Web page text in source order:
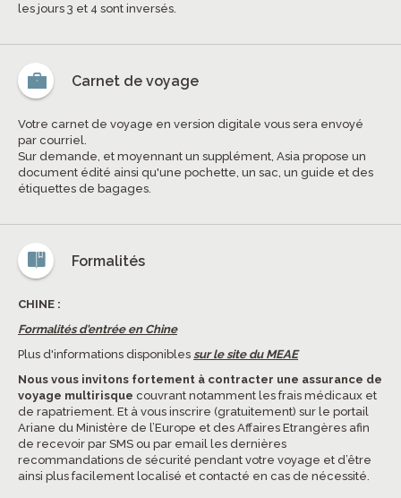
les jours 3 et 4 sont inversés.
Carnet de voyage
Votre carnet de voyage en version digitale vous sera envoyé
par courriel.
Sur demande, et moyennant un supplément, Asia propose un
document édité ainsi qu'une pochette, un sac, un guide et des
étiquettes de bagages.
Formalités
CHINE :
Formalités d'entrée en Chine
Plus d'informations disponibles sur le site du MEAE
Nous vous invitons fortement à contracter une assurance de
voyage multirisque couvrant notamment les frais médicaux et
de rapatriement. Et à vous inscrire (gratuitement) sur le portail
Ariane du Ministère de l’Europe et des Affaires Etrangères afin
de recevoir par SMS ou par email les dernières
recommandations de sécurité pendant votre voyage et d’être
ainsi plus facilement localisé et contacté en cas de nécessité.